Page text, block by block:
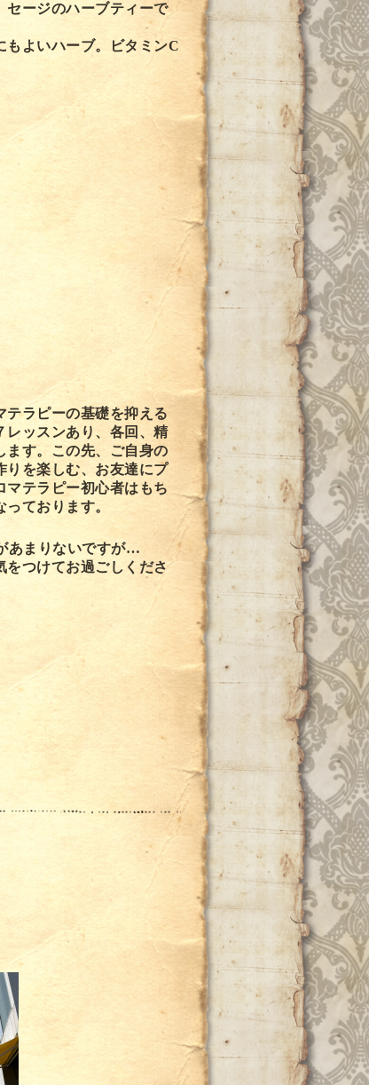
セージのハーブティーで
もよいハーブ。ビタミンC
テラピーの基礎を抑える
レッスンあり、各回、精
ます。この先、ご自身の
りを楽しむ、お友達にプ
マテラピー初心者はもち
ております。
あまりないですが…
つけてお過ごしくださ